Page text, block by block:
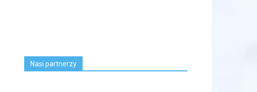
Nasi partnerzy